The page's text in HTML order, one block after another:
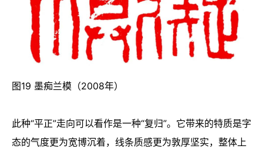
图19 墨痴兰模（2008年）
此种“平正”走向可以看作是一种“复归”。它带来的特质是字
态的气度更为宽博沉着，线条质感更为敦厚坚实，整体上